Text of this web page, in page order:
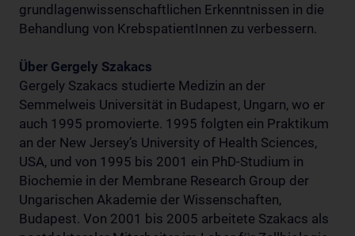
grundlagenwissenschaftlichen Erkenntnissen in die
Behandlung von KrebspatientInnen zu verbessern.
Über Gergely Szakacs
Gergely Szakacs studierte Medizin an der
Semmelweis Universität in Budapest, Ungarn, wo er
auch 1995 promovierte. 1995 folgten ein Praktikum
an der New Jersey’s University of Health Sciences,
USA, und von 1995 bis 2001 ein PhD-Studium in
Biochemie in der Membrane Research Group der
Ungarischen Akademie der Wissenschaften,
Budapest. Von 2001 bis 2005 arbeitete Szakacs als